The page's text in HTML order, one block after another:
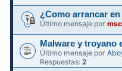
¿Como arrancar
Último mensaje por
Malware y troyano
Último mensaje por
Respuestas:2